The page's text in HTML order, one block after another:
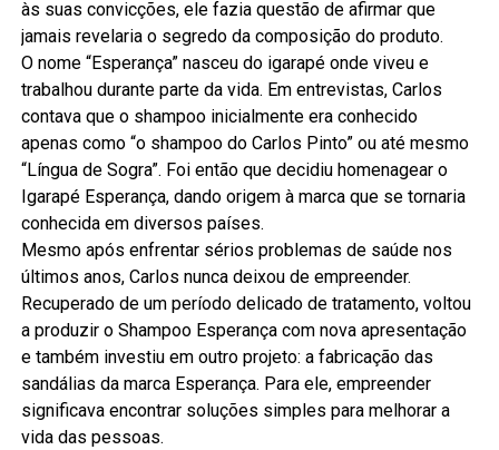
às suas convicções, ele fazia questão de afirmar que
jamais revelaria o segredo da composição do produto.
O nome “Esperança” nasceu do igarapé onde viveu e
trabalhou durante parte da vida. Em entrevistas, Carlos
contava que o shampoo inicialmente era conhecido
apenas como “o shampoo do Carlos Pinto” ou até mesmo
“Língua de Sogra”. Foi então que decidiu homenagear o
Igarapé Esperança, dando origem à marca que se tornaria
conhecida em diversos países.
Mesmo após enfrentar sérios problemas de saúde nos
últimos anos, Carlos nunca deixou de empreender.
Recuperado de um período delicado de tratamento, voltou
a produzir o Shampoo Esperança com nova apresentação
e também investiu em outro projeto: a fabricação das
sandálias da marca Esperança. Para ele, empreender
significava encontrar soluções simples para melhorar a
vida das pessoas.